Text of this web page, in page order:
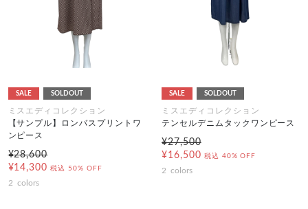
SALE SOLDOUT
ミスエディコレクション
【サンプル】ロンバスプリントワ
ンピース
¥28,600
¥14,300 税込 50% OFF
2 colors
SALE SOLDOUT
ミスエディコレクション
テンセルデニムタックワンピース
¥27,500
¥16,500 税込 40% OFF
2 colors